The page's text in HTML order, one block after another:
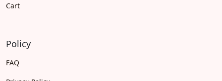
Cart
Policy
FAQ